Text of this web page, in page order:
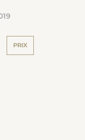
PRIX